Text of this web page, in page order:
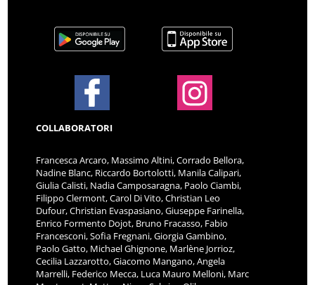
COLLABORATORI
Francesca Arcaro, Massimo Altini, Corrado Bellora,
Nadine Blanc, Riccardo Bortolotti, Manila Calipari,
Giulia Calisti, Nadia Camposaragna, Paolo Ciambi,
Filippo Clermont, Carol Di Vito, Christian Leo
Dufour, Christian Evaspasiano, Giuseppe Farinella,
Enrico Formento Dojot, Bruno Fracasso, Fabio
Francesconi, Sofia Fregnani, Giorgia Gambino,
Paolo Gatto, Michael Ghignone, Marlène Jorrioz,
Cecilia Lazzarotto, Giacomo Mangano, Angela
Marrelli, Federico Mecca, Luca Mauro Melloni, Marc